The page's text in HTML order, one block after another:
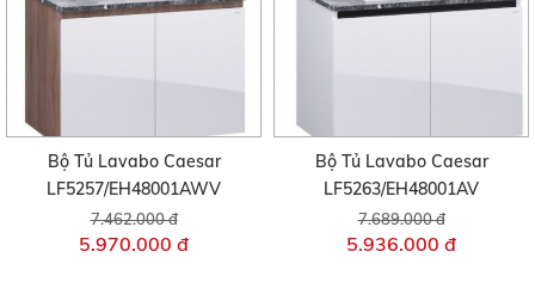
Bộ Tủ Lavabo Caesar
LF5257/EH48001AWV
7.462.000 đ
5.970.000 đ
Bộ Tủ Lavabo Caesar
LF5263/EH48001AV
7.689.000 đ
5.936.000 đ